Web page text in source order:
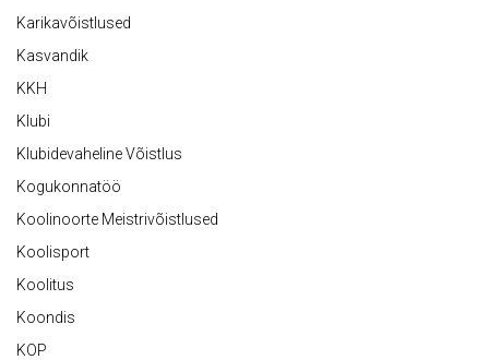
Karikavõistlused
Kasvandik
KKH
Klubi
Klubidevaheline Võistlus
Kogukonnatöö
Koolinoorte Meistrivõistlused
Koolisport
Koolitus
Koondis
KOP